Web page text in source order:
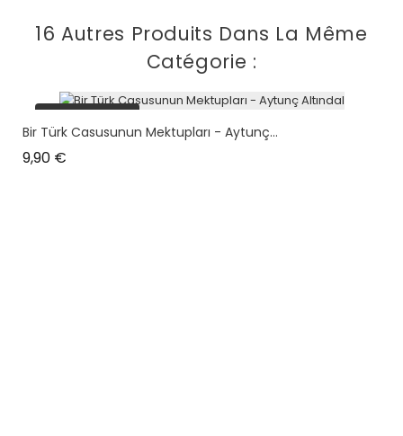
16 Autres Produits Dans La Même
Catégorie :
plus en stock
Bir Türk Casusunun Mektupları - Aytunç...
9,90 €